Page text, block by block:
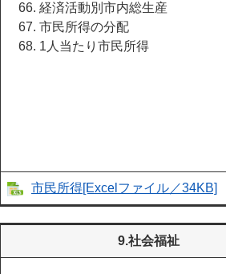
経済活動別市内総生産
市民所得の分配
1人当たり市民所得
市民所得[Excelファイル／34KB]
9.社会福祉